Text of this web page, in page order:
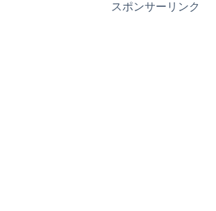
スポンサーリンク